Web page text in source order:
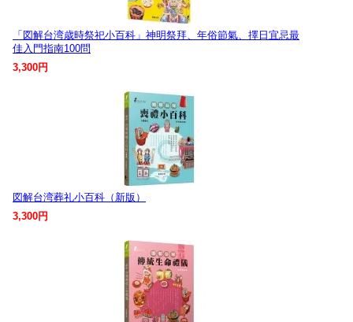
「図解台湾歳時祭祀小百科」神明祭拜、年俗節氣、擇日宜忌最
佳入門指南100問
3,300円
図解台湾葬礼小百科（新版）
3,300円